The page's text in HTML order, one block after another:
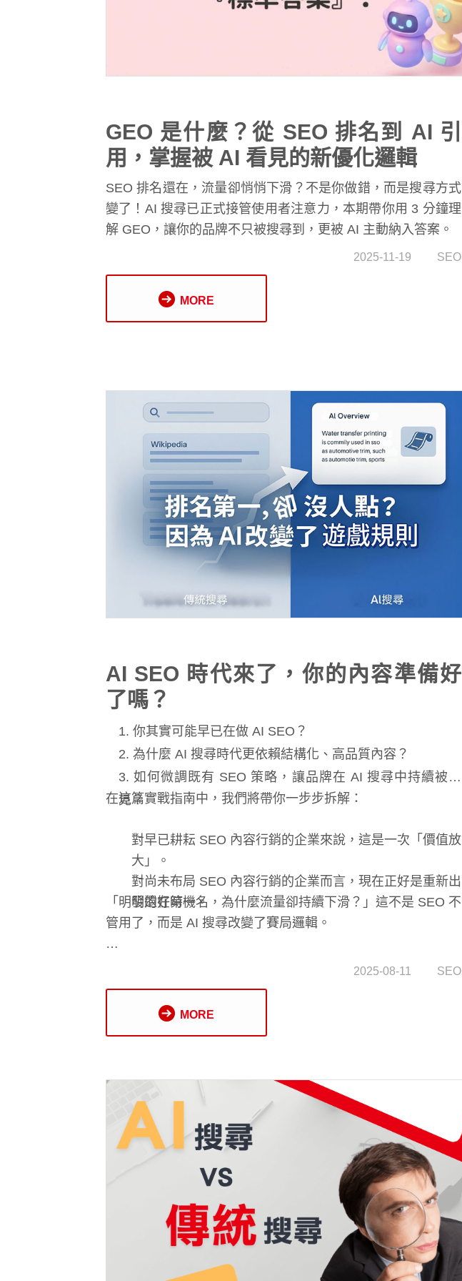
GEO 是什麼？從 SEO 排名到 AI 引
用，掌握被 AI 看見的新優化邏輯
SEO 排名還在，流量卻悄悄下滑？不是你做錯，而是搜尋方式
變了！AI 搜尋已正式接管使用者注意力，本期帶你用 3 分鐘理
解 GEO，讓你的品牌不只被搜尋到，更被 AI 主動納入答案。
2025-11-19 SEO
MORE
AI SEO 時代來了，你的內容準備好
了嗎？
「明明還在第一名，為什麼流量卻持續下滑？」這不是 SEO 不
管用了，而是 AI 搜尋改變了賽局邏輯。
從過去的「排名決定點擊」，到現在的「誰先被引用」，AI
SEO 已經成為企業內容行銷的新標配。
對早已耕耘 SEO 內容行銷的企業來說，這是一次 「價值放
大」
。
對尚未布局 SEO 內容行銷的企業而言，現在正好是重新出
發的好時機。
在這篇實戰指南中，我們將帶你一步步拆解：
1. 你其實可能早已在做 AI SEO？
2. 為什麼 AI 搜尋時代更依賴結構化、高品質內容？
3. 如何微調既有 SEO 策略，讓品牌在 AI 搜尋中持續被看
見？
2025-08-11 SEO
MORE